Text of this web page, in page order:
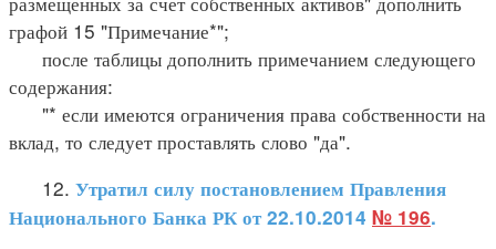
графой 15 "Примечание*";
после таблицы дополнить примечанием следующего
содержания:
"* если имеются ограничения права собственности на
вклад, то следует проставлять слово "да".
12. Утратил силу постановлением Правления
Национального Банка РК от 22.10.2014 № 196.